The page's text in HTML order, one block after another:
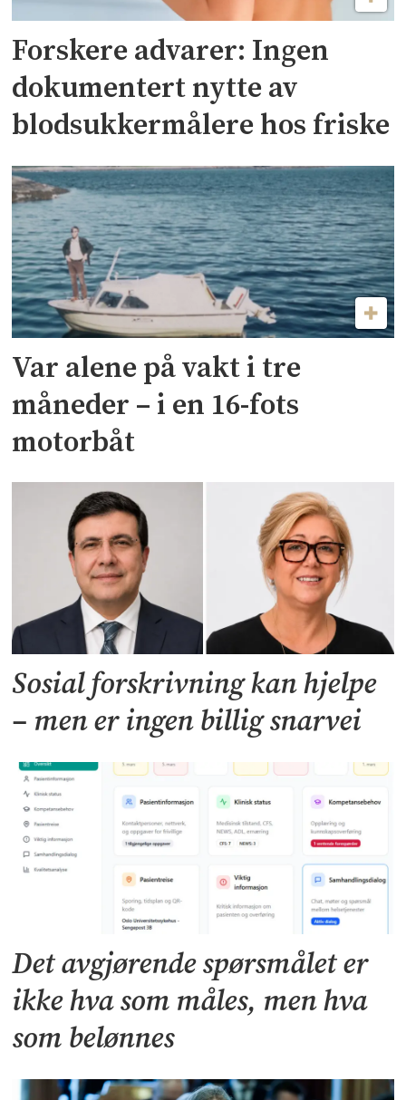
Forskere advarer: Ingen
dokumentert nytte av
blodsukkermålere hos friske
Var alene på vakt i tre
måneder – i en 16-fots
motorbåt
Sosial forskrivning kan hjelpe
– men er ingen billig snarvei
Det avgjørende spørsmålet er
ikke hva som måles, men hva
som belønnes